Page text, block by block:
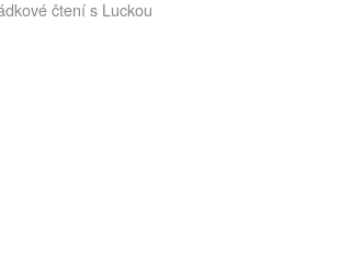
čtení s Luckou